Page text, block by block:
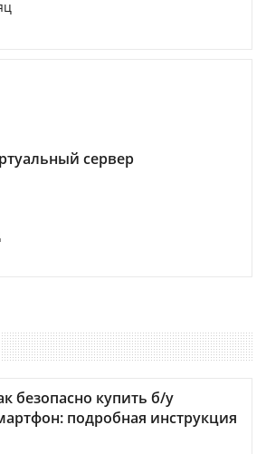
сервер
безопасно купить б/у
подробная инструкция